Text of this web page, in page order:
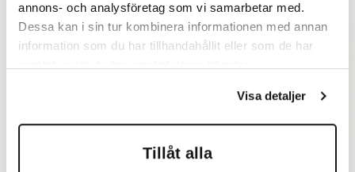
annons- och analysföretag som vi samarbetar med.
Dessa kan i sin tur kombinera informationen med annan
information som du har tillhandahållit eller som de har
Visa detaljer
Tillåt alla